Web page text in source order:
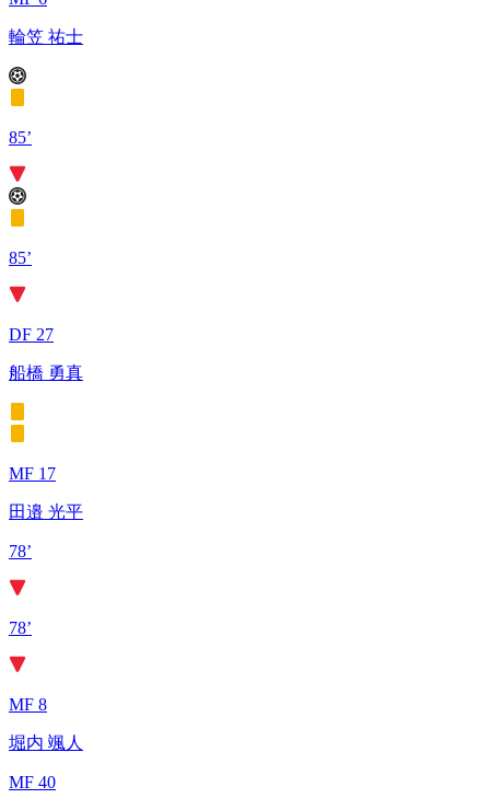
輪笠 祐士
85’
85’
DF 27
船橋 勇真
MF 17
田邉 光平
78’
78’
MF 8
堀内 颯人
MF 40